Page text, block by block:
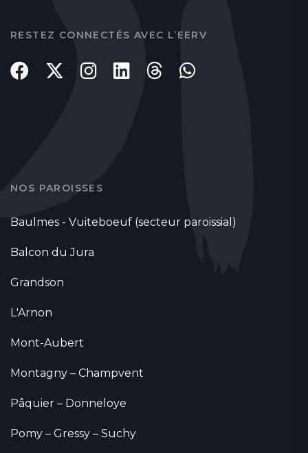
RESTEZ CONNECTÉS AVEC L’EERV
NOS PAROISSES
Baulmes - Vuiteboeuf (secteur paroissial)
Balcon du Jura
Grandson
L'Arnon
Mont-Aubert
Montagny – Champvent
Pâquier – Donneloye
Pomy – Gressy – Suchy